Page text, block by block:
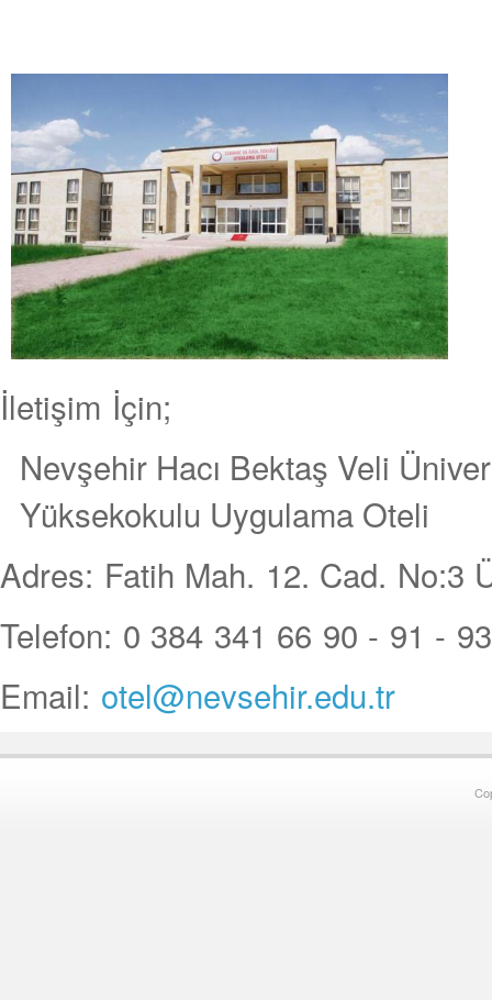
İletişim İçin;
Nevşehir Hacı Bektaş Veli
Yüksekokulu Uygulama Oteli
Adres: Fatih Mah. 12. Cad. No:3
Telefon: 0 384 341 66 90 - 91 -
Email: otel@nevsehir.edu.tr